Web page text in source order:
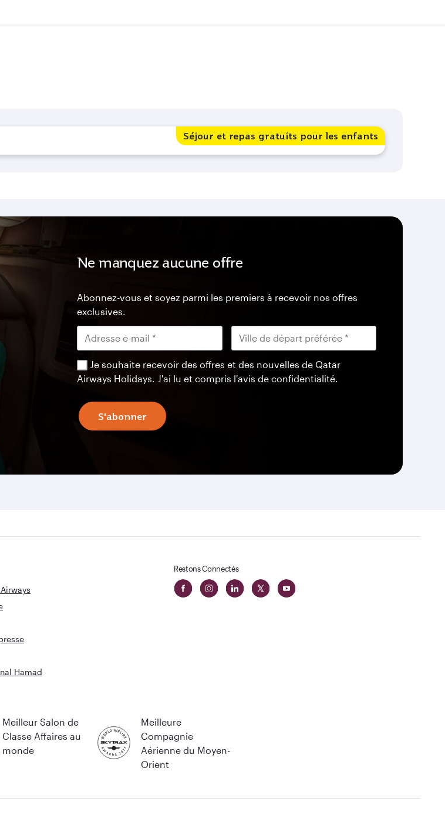
Séjour et repas gratuits pour les enfants
Ne manquez aucune offre
Abonnez-vous et soyez parmi les premiers à recevoir nos offres
exclusives.
Je souhaite recevoir des offres et des nouvelles de Qatar
Airways Holidays. J'ai lu et compris l'avis de confidentialité.
S'abonner
Hamad
Restons Connectés
Meilleur Salon de
Classe Affaires au
monde
Meilleure
Compagnie
Aérienne du Moyen-
Orient